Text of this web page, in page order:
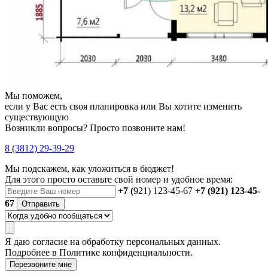
Мы поможем,
если у Вас есть своя планировка или Вы хотите изменить
существующую
Возникли вопросы? Просто позвоните нам!
8 (3812) 29-39-29
Мы подскажем, как уложиться в бюджет!
Для этого просто оставьте свой номер и удобное время:
+7 (921) 123-45-67 +7 (921) 123-45-
67
Отправить
Я даю согласие на обработку персональных данных.
Подробнее в Политике конфиденциальности.
Перезвоните мне